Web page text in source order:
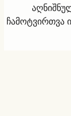
ჩამოტვირთვა